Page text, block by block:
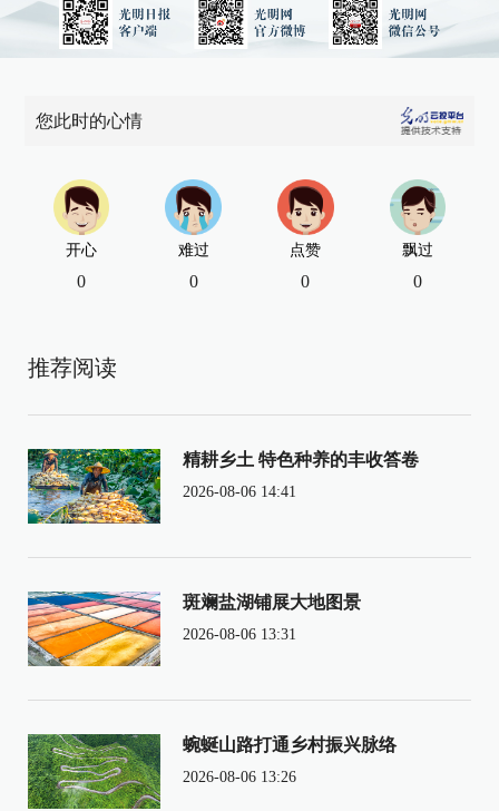
您此时的心情
开心
0
难过
0
点赞
0
飘过
0
推荐阅读
精耕乡土 特色种养的丰收答卷
2026-08-06 14:41
斑斓盐湖铺展大地图景
2026-08-06 13:31
蜿蜒山路打通乡村振兴脉络
2026-08-06 13:26